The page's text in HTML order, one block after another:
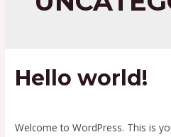
Hello world!
Welcome to WordPress. This is